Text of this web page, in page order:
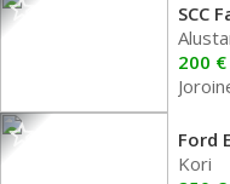
SCC
200 €
Ford
Kori